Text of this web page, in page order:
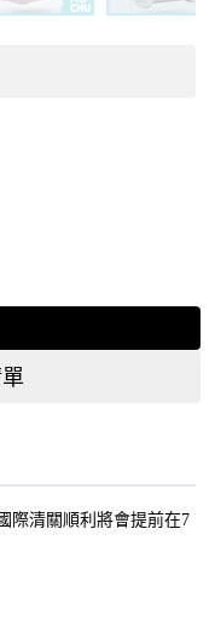
際清關順利將會提前在7